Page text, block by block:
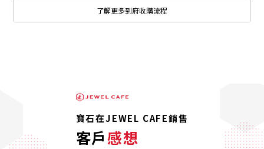
了解更多到府收購流程
寶石在JEWEL CAFE銷售
客戶感想